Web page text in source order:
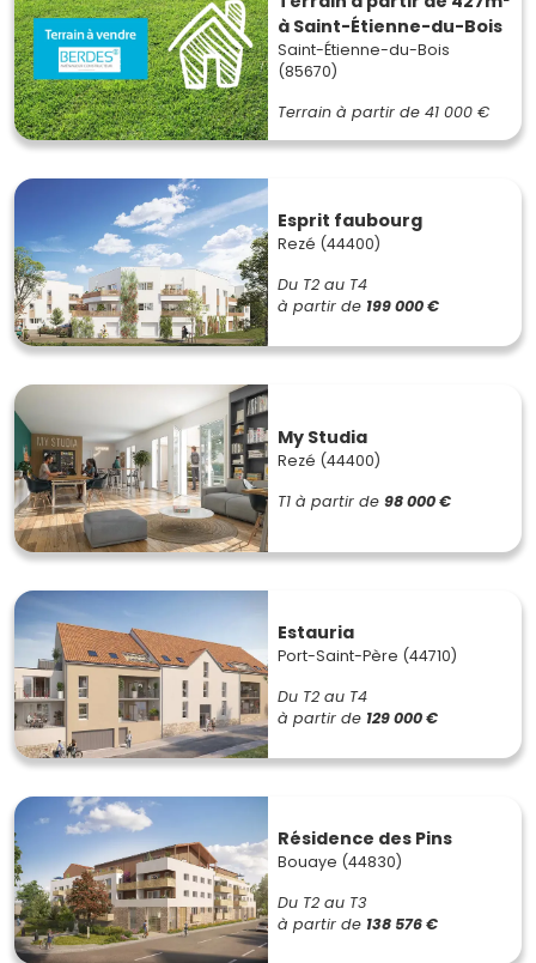
à Saint-Étienne-du-Bois
Saint-Étienne-du-Bois
(85670)
Terrain à partir de 41 000 €
Esprit faubourg
Rezé (44400)
Du T2 au T4
à partir de 199 000 €
My Studia
Rezé (44400)
T1 à partir de 98 000 €
Estauria
Port-Saint-Père (44710)
Du T2 au T4
à partir de 129 000 €
Résidence des Pins
Bouaye (44830)
Du T2 au T3
à partir de 138 576 €